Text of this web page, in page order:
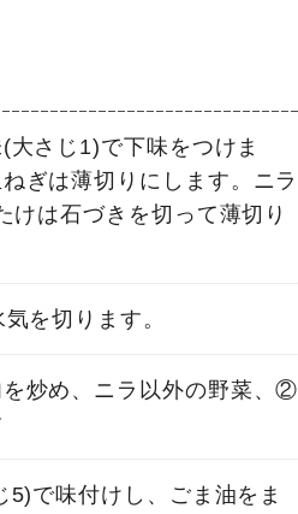
さじ1)で下味をつけま
ぎは薄切りにします。ニラ
けは石づきを切って薄切り
を切ります。
炒め、ニラ以外の野菜、②
で味付けし、ごま油をま